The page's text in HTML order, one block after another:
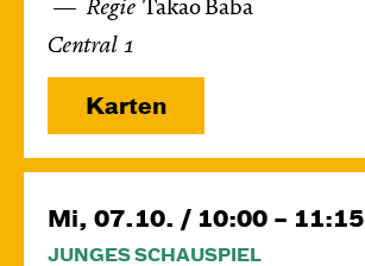
Regie Takao Baba
Central 1
Karten
Mi, 07.10. / 10:00 – 11:15
JUNGES SCHAUSPIEL